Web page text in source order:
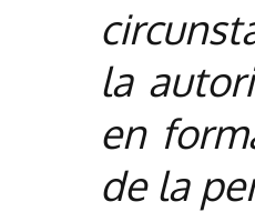
la
en
de la